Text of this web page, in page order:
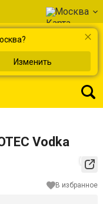
Москва
Изменить
Vodka
В избранное